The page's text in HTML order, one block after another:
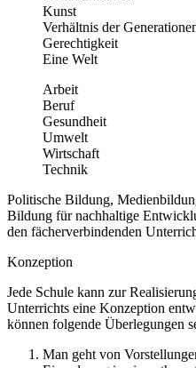
Kunst
Verhältnis der
Gerechtigkeit
Eine Welt
Arbeit
Beruf
Gesundheit
Umwelt
Wirtschaft
Technik
Politische Bildung,
Bildung für nachhaltige
den fächerverbindenden
Konzeption
Jede Schule kann zur
Unterrichts eine Konzeption
können folgende Überlegungen
Man geht von